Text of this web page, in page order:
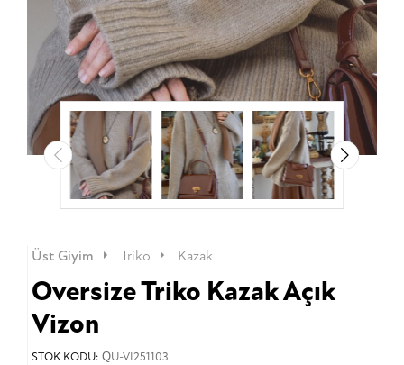
Üst Giyim Triko Kazak
Oversize Triko Kazak Açık
Vizon
STOK KODU: QU-Vİ251103